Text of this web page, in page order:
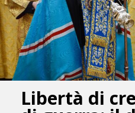
Libertà di